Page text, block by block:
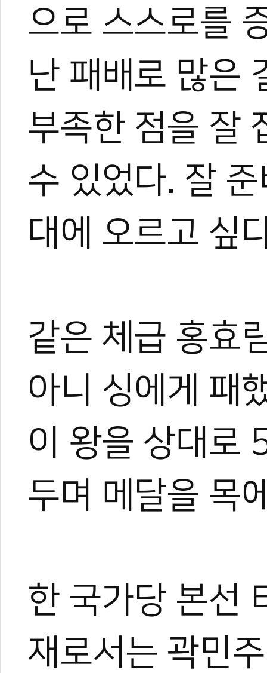
으로 스스로를
난 패배로 많은
부족한 점을 잘
수 있었다. 잘
대에 오르고 싶
같은 체급 홍효
아니 싱에게 패
이 왕을 상대
두며 메달을 목
한 국가당 본선
재로서는 곽민
이온 대표이사를 맡고 있
야)와 대학 겸임교수로도
화 발전에 힘쓰고 있다.